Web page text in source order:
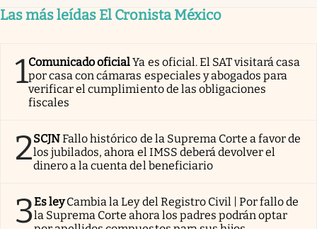
Las más leídas El Cronista México
1Comunicado oficialYa es oficial. El SAT visitará casa
por casa con cámaras especiales y abogados para
verificar el cumplimiento de las obligaciones
fiscales
2SCJNFallo histórico de la Suprema Corte a favor de
los jubilados, ahora el IMSS deberá devolver el
dinero a la cuenta del beneficiario
3Es ley Cambia la Ley del Registro Civil | Por fallo de
la Suprema Corte ahora los padres podrán optar